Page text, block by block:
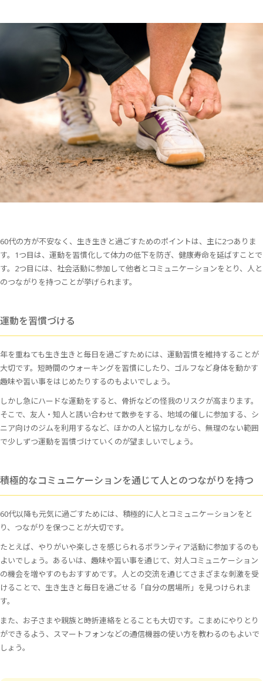
60代の方が不安なく、生き生きと過ごすためのポイントは、主に2つありま
す。1つ目は、運動を習慣化して体力の低下を防ぎ、健康寿命を延ばすことで
す。2つ目には、社会活動に参加して他者とコミュニケーションをとり、人と
のつながりを持つことが挙げられます。
運動を習慣づける
年を重ねても生き生きと毎日を過ごすためには、運動習慣を維持することが
大切です。短時間のウォーキングを習慣にしたり、ゴルフなど身体を動かす
趣味や習い事をはじめたりするのもよいでしょう。
しかし急にハードな運動をすると、骨折などの怪我のリスクが高まります。
そこで、友人・知人と誘い合わせて散歩をする、地域の催しに参加する、シ
ニア向けのジムを利用するなど、ほかの人と協力しながら、無理のない範囲
で少しずつ運動を習慣づけていくのが望ましいでしょう。
積極的なコミュニケーションを通じて人とのつながりを持つ
60代以降も元気に過ごすためには、積極的に人とコミュニケーションをと
り、つながりを保つことが大切です。
たとえば、やりがいや楽しさを感じられるボランティア活動に参加するのも
よいでしょう。あるいは、趣味や習い事を通じて、対人コミュニケーション
の機会を増やすのもおすすめです。人との交流を通じてさまざまな刺激を受
けることで、生き生きと毎日を過ごせる「自分の居場所」を見つけられま
す。
また、お子さまや親族と時折連絡をとることも大切です。こまめにやりとり
ができるよう、スマートフォンなどの通信機器の使い方を教わるのもよいで
しょう。